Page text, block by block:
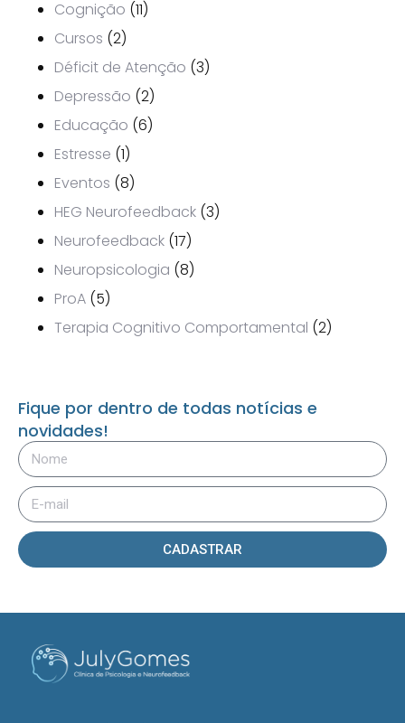
Cognição (11)
Cursos (2)
Déficit de Atenção (3)
Depressão (2)
Educação (6)
Estresse (1)
Eventos (8)
HEG Neurofeedback (3)
Neurofeedback (17)
Neuropsicologia (8)
ProA (5)
Terapia Cognitivo Comportamental (2)
Fique por dentro de todas notícias e
novidades!
CADASTRAR